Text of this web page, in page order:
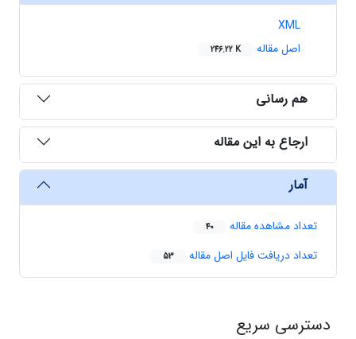
XML
اصل مقاله
246.22 K
هم رسانی
ارجاع به این مقاله
آمار
تعداد مشاهده مقاله 40
تعداد دریافت فایل اصل مقاله 53
دسترسی سریع